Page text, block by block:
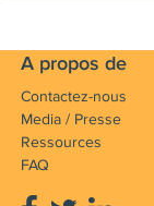
A propos de
Contactez-nous
Media / Presse
Ressources
FAQ